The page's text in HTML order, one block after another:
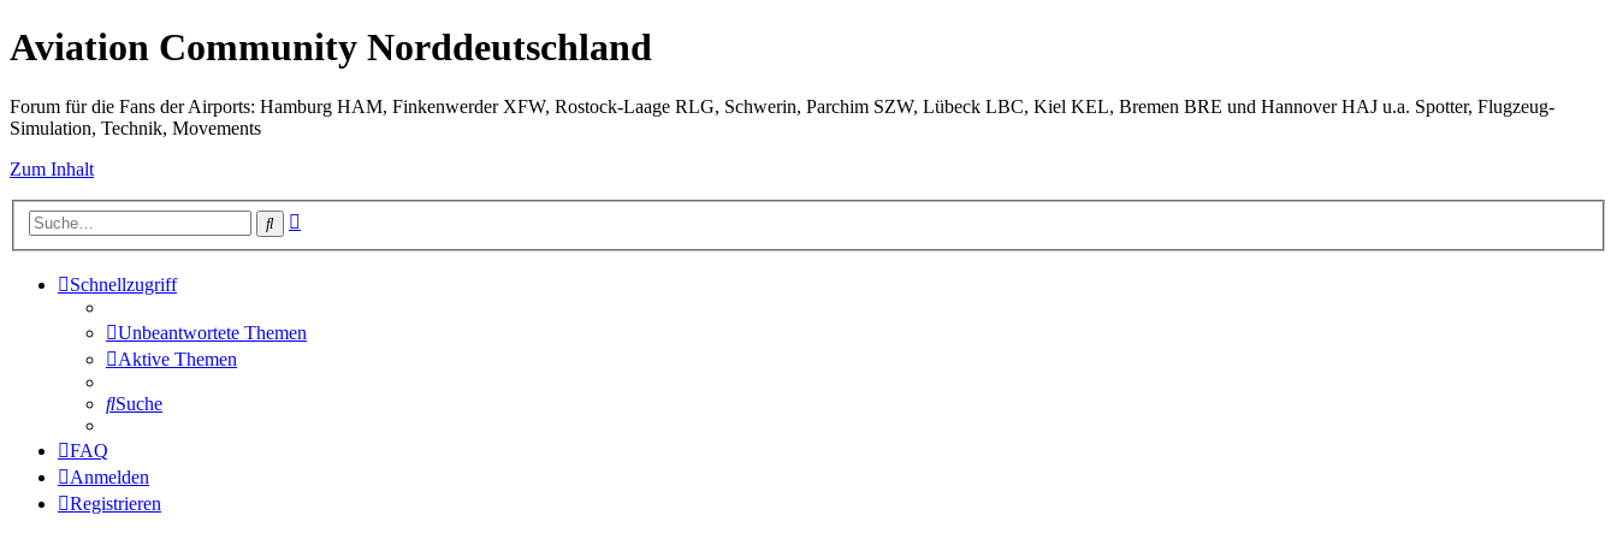
Aviation Community Norddeutschland
Forum für die Fans der Airports: Hamburg HAM, Finkenwerder XFW, Rostock-Laage RLG, Schwerin, Parchim SZW, Lübeck LBC, Kiel KEL, Bremen BRE und Hannover HAJ u.a. Spotter, Flugzeug-
Simulation, Technik, Movements
Zum Inhalt
Suche
Schnellzugriff
Unbeantwortete Themen
Aktive Themen
Suche
FAQ
Anmelden
Registrieren